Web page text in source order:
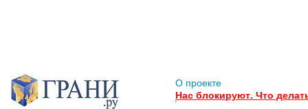
О проекте
Нас блокируют. Что